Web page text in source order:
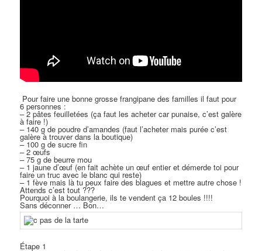
Pour faire une bonne grosse frangipane des familles il faut pour
6 personnes :
– 2 pâtes feuilletées (ça faut les acheter car punaise, c’est galère
à faire !)
– 140 g de poudre d’amandes (faut l’acheter mais purée c’est
galère à trouver dans la boutique)
– 100 g de sucre fin
– 2 œufs
– 75 g de beurre mou
– 1 jaune d’œuf (en fait achète un œuf entier et démerde toi pour
faire un truc avec le blanc qui reste)
– 1 fève mais là tu peux faire des blagues et mettre autre chose !
Attends c’est tout ???
Pourquoi à la boulangerie, ils te vendent ça 12 boules !!!!
Sans déconner … Bon…
Étape 1